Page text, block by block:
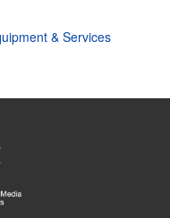
& Services